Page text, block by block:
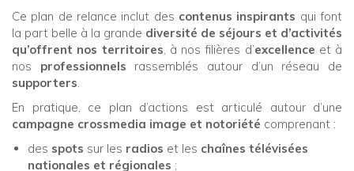
Ce plan de relance inclut des contenus inspirants qui font
la part belle à la grande diversité de séjours et d’activités
qu’offrent nos territoires , à nos filières d’excellence et à
nos professionnels rassemblés autour d’un réseau de
supporters
En pratique, ce plan d’actions est articulé autour d’une
campagne crossmedia image et notoriété comprenant :
des spots sur les radios et les chaînes télévisées
nationales et régionales ;